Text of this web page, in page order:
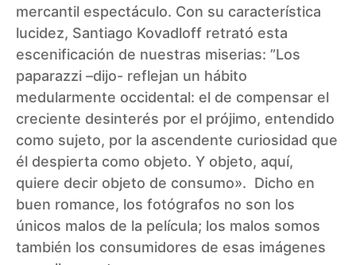
mercantil espectáculo. Con su característica
lucidez, Santiago Kovadloff retrató esta
escenificación de nuestras miserias: ”Los
paparazzi –dijo- reflejan un hábito
medularmente occidental: el de compensar el
creciente desinterés por el prójimo, entendido
como sujeto, por la ascendente curiosidad que
él despierta como objeto. Y objeto, aquí,
quiere decir objeto de consumo». Dicho en
buen romance, los fotógrafos no son los
únicos malos de la película; los malos somos
también los consumidores de esas imágenes